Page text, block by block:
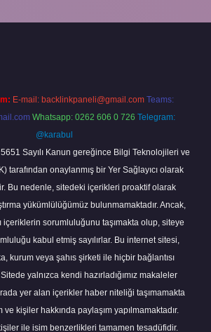
E-mail: backlinkpaneli@gmail.com Teams:
Whatsapp: 0262 606 0 726 Telegram:
@karabul
Sayılı Kanun gereğince Bilgi Teknolojileri ve
tarafından onaylanmış bir Yer Sağlayıcı olarak
Bu nedenle, sitedeki içerikleri proaktif olarak
yükümlülüğümüz bulunmamaktadır. Ancak,
içeriklerin sorumluluğunu taşımakta olup, siteye
kabul etmiş sayılırlar. Bu internet sitesi,
kurum veya şahıs şirketi ile hiçbir bağlantısı
yalnızca kendi hazırladığımız makaleler
yer alan içerikler haber niteliği taşımamakta
kişiler hakkında paylaşım yapılmamaktadır.
ile isim benzerlikleri tamamen tesadüfidir.